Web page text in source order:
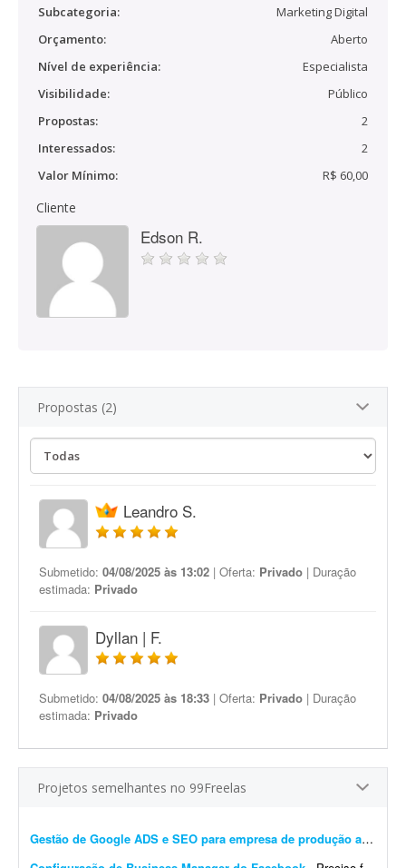
Subcategoria:
Marketing Digital
Orçamento:
Aberto
Nível de experiência:
Especialista
Visibilidade:
Público
Propostas:
2
Interessados:
2
Valor Mínimo:
R$ 60,00
Cliente
Edson R.
Propostas (2)
Leandro S.
Submetido: 04/08/2025 às 13:02 | Oferta: Privado | Duração
estimada: Privado
Dyllan | F.
Submetido: 04/08/2025 às 18:33 | Oferta: Privado | Duração
estimada: Privado
Projetos semelhantes no 99Freelas
Gestão de Google ADS e SEO para empresa de produção audiovisual